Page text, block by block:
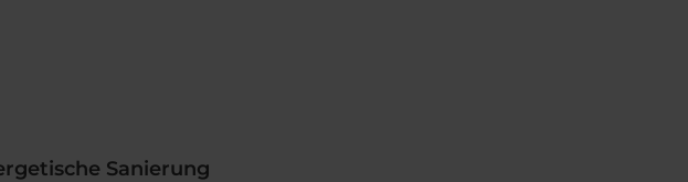
Sanierung